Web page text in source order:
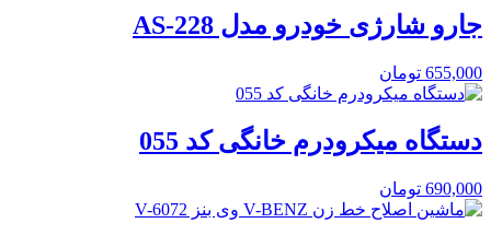
جارو شارژی خودرو مدل AS-228
655,000 تومان
دستگاه میکرودرم خانگی کد 055
690,000 تومان